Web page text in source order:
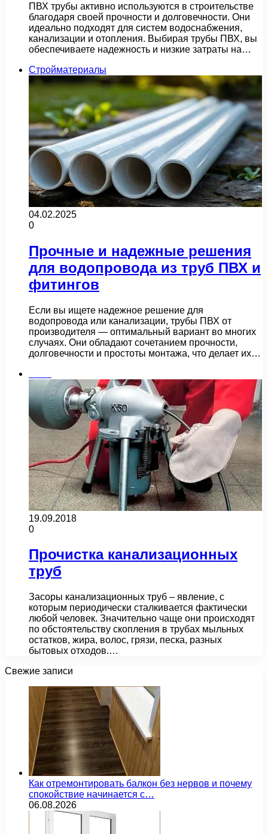
ПВХ трубы активно используются в строительстве
благодаря своей прочности и долговечности. Они
идеально подходят для систем водоснабжения,
канализации и отопления. Выбирая трубы ПВХ, вы
обеспечиваете надежность и низкие затраты на…
Стройматериалы
04.02.2025
0
Прочные и надежные решения
для водопровода из труб ПВХ и
фитингов
Если вы ищете надежное решение для
водопровода или канализации, трубы ПВХ от
производителя — оптимальный вариант во многих
случаях. Они обладают сочетанием прочности,
долговечности и простоты монтажа, что делает их…
19.09.2018
0
Прочистка канализационных
труб
Засоры канализационных труб – явление, с
которым периодически сталкивается фактически
любой человек. Значительно чаще они происходят
по обстоятельству скопления в трубах мыльных
остатков, жира, волос, грязи, песка, разных
бытовых отходов.…
Свежие записи
Как отремонтировать балкон без нервов и почему
спокойствие начинается с…
06.08.2026